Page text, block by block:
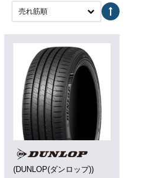
売れ筋順
(DUNLOP(ダンロップ))